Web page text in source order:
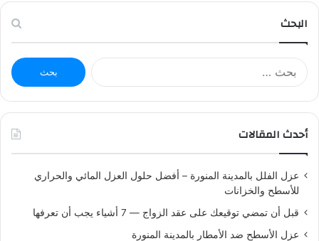
البحث
ن
:
أحدث المقالات
عزل الفلل بالمدينة المنورة – أفضل حلول العزل المائي والحراري
للأسطح والخزانات
قبل أن تمضي توقيعك على عقد الزواج — 7 أشياء يجب أن تعرفها
عزل الأسطح ضد الأمطار بالمدينة المنورة